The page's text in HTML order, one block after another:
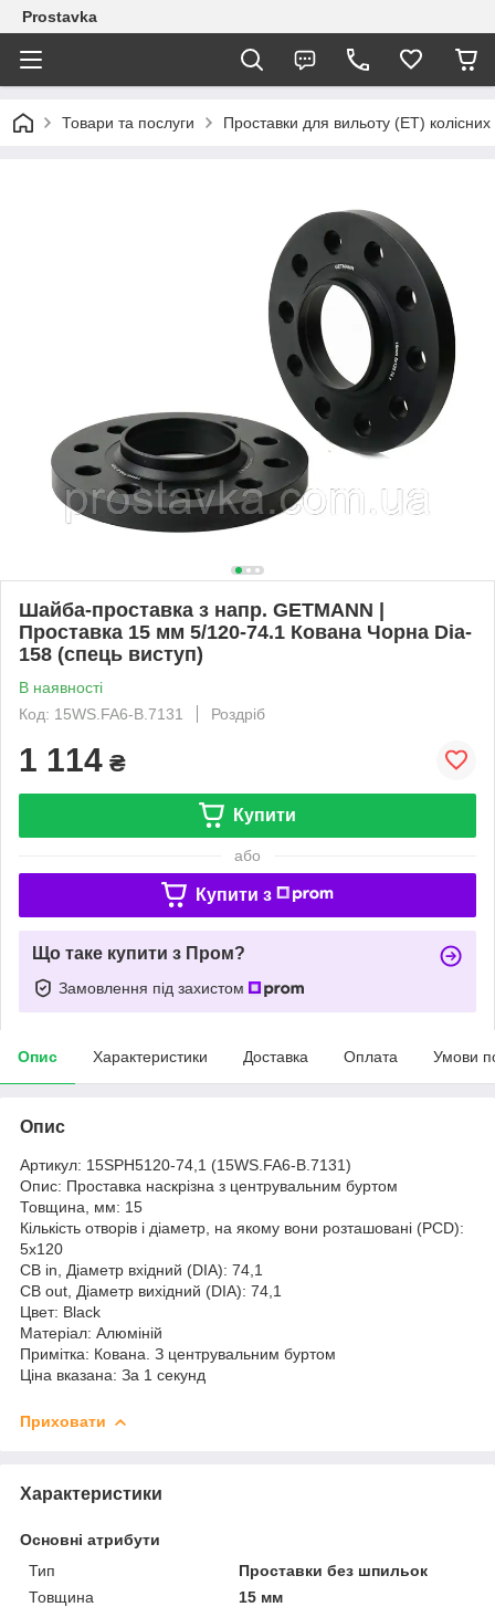
Prostavka
Товари та послуги Проставки для вильоту (ЕТ) колісних
Шайба-проставка з напр. GETMANN |
Проставка 15 мм 5/120-74.1 Кована Чорна Dia-
158 (спець виступ)
В наявності
Код: 15WS.FA6-B.7131
Роздріб
1 114 ₴
Купити
або
Купити з
Що таке купити з Пром?
Замовлення під захистом
Опис Характеристики Доставка Оплата Умови
Опис
Артикул: 15SPH5120-74,1 (15WS.FA6-B.7131)
Опис: Проставка наскрізна з центрувальним буртом
Товщина, мм: 15
Кількість отворів і діаметр, на якому вони розташовані (PCD):
5х120
CB in, Діаметр вхідний (DIA): 74,1
CB out, Діаметр вихідний (DIA): 74,1
Цвет: Black
Матеріал: Алюміній
Примітка: Кована. З центрувальним буртом
Ціна вказана: За 1 секунд
Приховати
Характеристики
Основні атрибути
Тип
Проставки без шпильок
Товщина
15 мм